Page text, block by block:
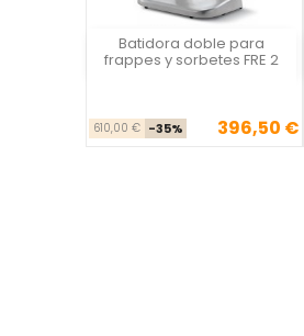
Batidora doble para
frappes y sorbetes FRE 2
Precio base
610,00 € -35% Precio
396,50 €

Vista rápida